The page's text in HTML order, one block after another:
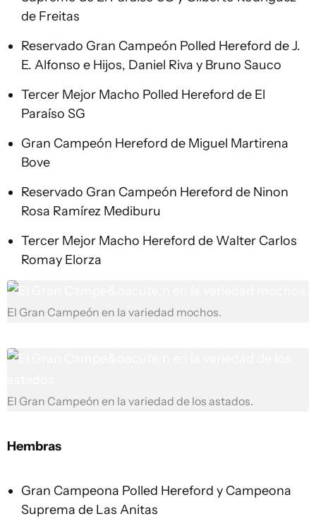
de Freitas
Reservado Gran Campeón Polled Hereford de J.
E. Alfonso e Hijos, Daniel Riva y Bruno Sauco
Tercer Mejor Macho Polled Hereford de El
Paraíso SG
Gran Campeón Hereford de Miguel Martirena
Bove
Reservado Gran Campeón Hereford de Ninon
Rosa Ramírez Mediburu
Tercer Mejor Macho Hereford de Walter Carlos
Romay Elorza
El Gran Campeón en la variedad mochos.
El Gran Campeón en la variedad de los astados.
Hembras
Gran Campeona Polled Hereford y Campeona
Suprema de Las Anitas